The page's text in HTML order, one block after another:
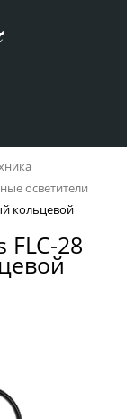
осветители
кольцевой
FLC-28